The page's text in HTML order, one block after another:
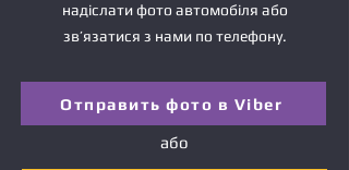
надіслати фото автомобіля або
зв’язатися з нами по телефону.
Отправить фото в Viber
або